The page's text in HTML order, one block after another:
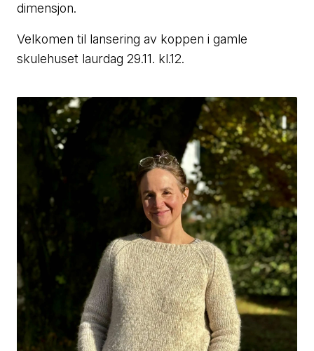
dimensjon.
Velkomen til lansering av koppen i gamle
skulehuset laurdag 29.11. kl.12.